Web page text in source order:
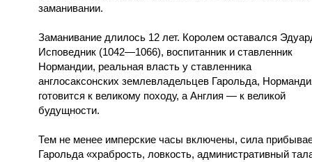
заманивании.
Заманивание длилось 12 лет. Королем оставался
Исповедник (1042—1066), воспитанник и ставленник
Нормандии, реальная власть у ставленника
англосаксонских землевладельцев Гарольда,
готовится к великому походу, а Англия — к великой
будущности.
Тем не менее имперские часы включены, сила
Гарольда «храбрость, ловкость, административный